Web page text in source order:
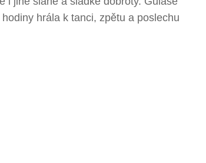
hrála k tanci, zpětu a poslechu